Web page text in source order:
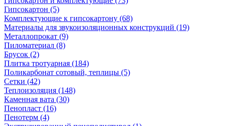
Гипсокартон (5)
Комплектующие к гипсокартону (68)
Материалы для звукоизоляционных конструкций (19)
Металлопрокат (9)
Пиломатериал (8)
Брусок (2)
Плитка тротуарная (184)
Поликарбонат сотовый, теплицы (5)
Сетки (42)
Теплоизоляция (148)
Каменная вата (30)
Пенопласт (16)
Пенотерм (4)